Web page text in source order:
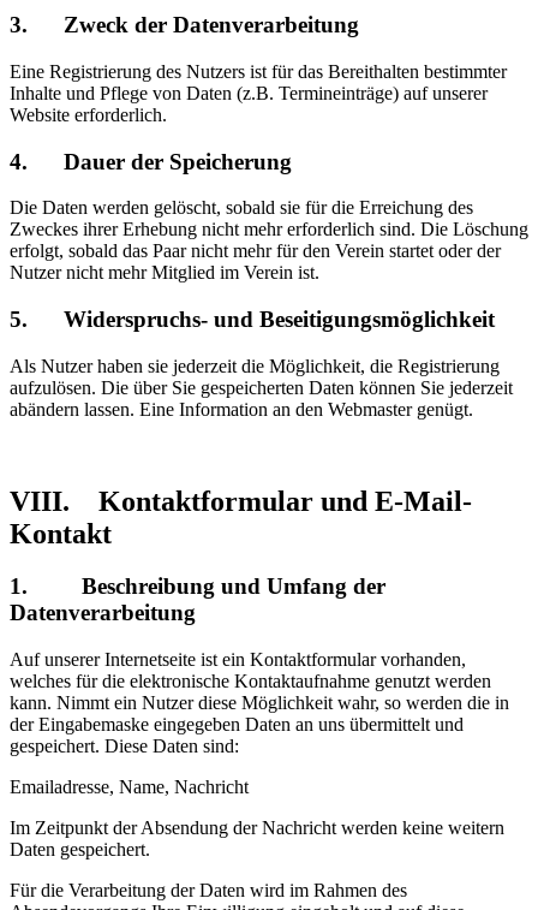
3. Zweck der Datenverarbeitung
Eine Registrierung des Nutzers ist für das Bereithalten bestimmter
Inhalte und Pflege von Daten (z.B. Termineinträge) auf unserer
Website erforderlich.
4. Dauer der Speicherung
Die Daten werden gelöscht, sobald sie für die Erreichung des
Zweckes ihrer Erhebung nicht mehr erforderlich sind. Die Löschung
erfolgt, sobald das Paar nicht mehr für den Verein startet oder der
Nutzer nicht mehr Mitglied im Verein ist.
5. Widerspruchs- und Beseitigungsmöglichkeit
Als Nutzer haben sie jederzeit die Möglichkeit, die Registrierung
aufzulösen. Die über Sie gespeicherten Daten können Sie jederzeit
abändern lassen. Eine Information an den Webmaster genügt.
VIII. Kontaktformular und E-Mail-
Kontakt
1. Beschreibung und Umfang der
Datenverarbeitung
Auf unserer Internetseite ist ein Kontaktformular vorhanden,
welches für die elektronische Kontaktaufnahme genutzt werden
kann. Nimmt ein Nutzer diese Möglichkeit wahr, so werden die in
der Eingabemaske eingegeben Daten an uns übermittelt und
gespeichert. Diese Daten sind:
Emailadresse, Name, Nachricht
Im Zeitpunkt der Absendung der Nachricht werden keine weitern
Daten gespeichert.
Für die Verarbeitung der Daten wird im Rahmen des